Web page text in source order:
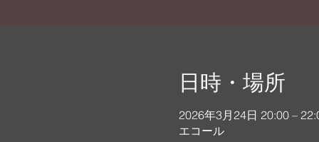
日時・場所
2026年3月24日 20:00 –
エコール